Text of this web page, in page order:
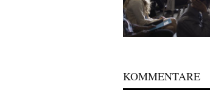
KOMMENTARE